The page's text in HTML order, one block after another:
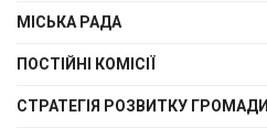
МІСЬКА РАДА
ПОСТІЙНІ КОМІСІЇ
СТРАТЕГІЯ РОЗВИТКУ ГРОМАДИ